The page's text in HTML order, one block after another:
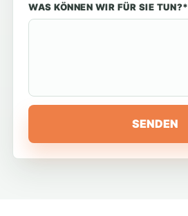
WAS KÖNNEN WIR FÜR SIE TUN?*
SENDEN